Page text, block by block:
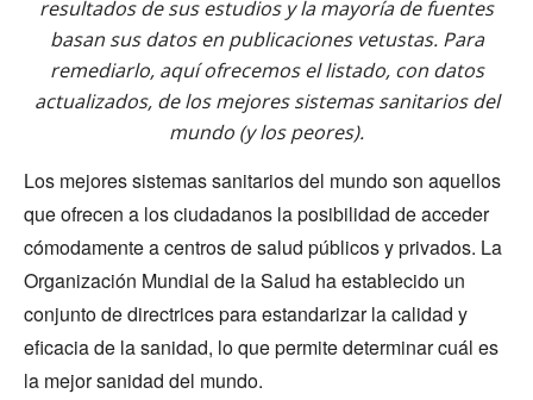
resultados de sus estudios y la mayoría de fuentes
basan sus datos en publicaciones vetustas. Para
remediarlo, aquí ofrecemos el listado, con datos
actualizados, de los mejores sistemas sanitarios del
mundo (y los peores).
Los mejores sistemas sanitarios del mundo son aquellos
que ofrecen a los ciudadanos la posibilidad de acceder
cómodamente a centros de salud públicos y privados. La
Organización Mundial de la Salud ha establecido un
conjunto de directrices para estandarizar la calidad y
eficacia de la sanidad, lo que permite determinar cuál es
la mejor sanidad del mundo.